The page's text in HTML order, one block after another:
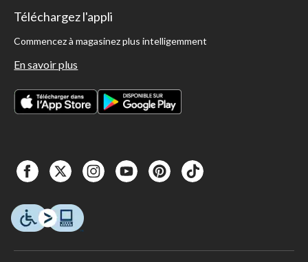
Téléchargez l'appli
Commencez à magasinez plus intelligemment
En savoir plus